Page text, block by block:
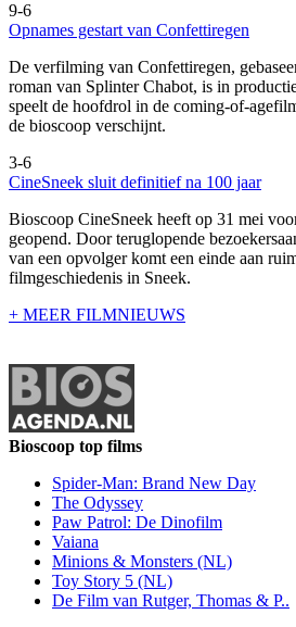
9-6
Opnames gestart van Confettiregen
De verfilming van Confettiregen,
roman van Splinter Chabot, is in
speelt de hoofdrol in de coming-of-
de bioscoop verschijnt.
3-6
CineSneek sluit definitief na 100 jaar
Bioscoop CineSneek heeft op 31 mei
geopend. Door teruglopende
van een opvolger komt een einde aan
filmgeschiedenis in Sneek.
+ MEER FILMNIEUWS
Bioscoop top films
Spider-Man: Brand New Day
The Odyssey
Paw Patrol: De Dinofilm
Vaiana
Minions & Monsters (NL)
Toy Story 5 (NL)
De Film van Rutger, Thomas & P..